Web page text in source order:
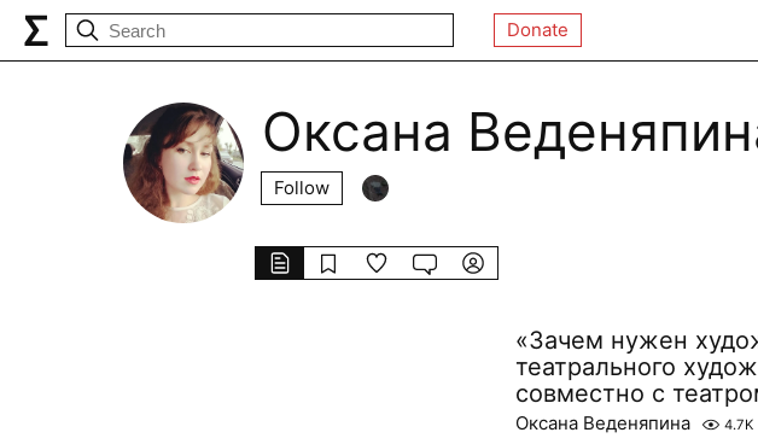
Donate
Оксана
Follow
«Зачем нужен
театрального
совместно с
Оксана Веденяпина 4.7K